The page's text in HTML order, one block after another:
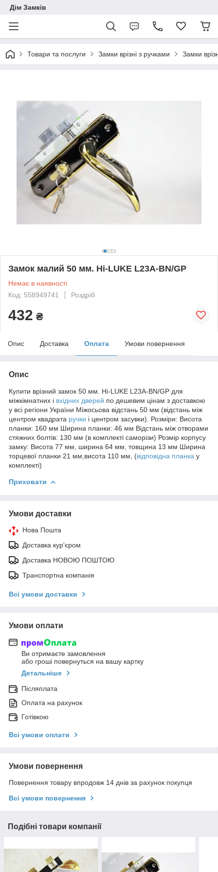
Дім Замків
Товари та послуги Замки врізні з ручками Замки
Замок малий 50 мм. Hi-LUKE L23A-BN/GP
Немає в наявності
Код: 558949741
Роздріб
432 ₴
Опис Доставка Оплата Умови повернення
Опис
Купити врізний замок 50 мм. Hi-LUKE L23A-BN/GP для
міжкімнатних і вхідних дверей по дешевим цінам з доставкою
у всі регіони України Міжосьова відстань 50 мм (відстань між
центром квадрата ручки і центром засувки). Розміри: Висота
планки: 160 мм Ширина планки: 46 мм Відстань між отворами
стяжних болтів: 130 мм (в комплекті саморізи) Розмір корпусу
замку: Висота 77 мм, ширина 64 мм, товщина 13 мм Ширина
торцевої планки 21 мм,висота 110 мм, (відповідна планка у
комплекті)
Приховати
Умови доставки
Нова Пошта
Доставка кур'єром
Доставка НОВОЮ ПОШТОЮ
Транспортна компанія
Всі умови доставки
Умови оплати
Ви отримаєте замовлення
або гроші повернуться на вашу картку
Детальніше
Післяплата
Оплата на рахунок
Готівкою
Всі умови оплати
Умови повернення
Повернення товару впродовж 14 днів за рахунок покупця
Всі умови повернення
Подібні товари компанії